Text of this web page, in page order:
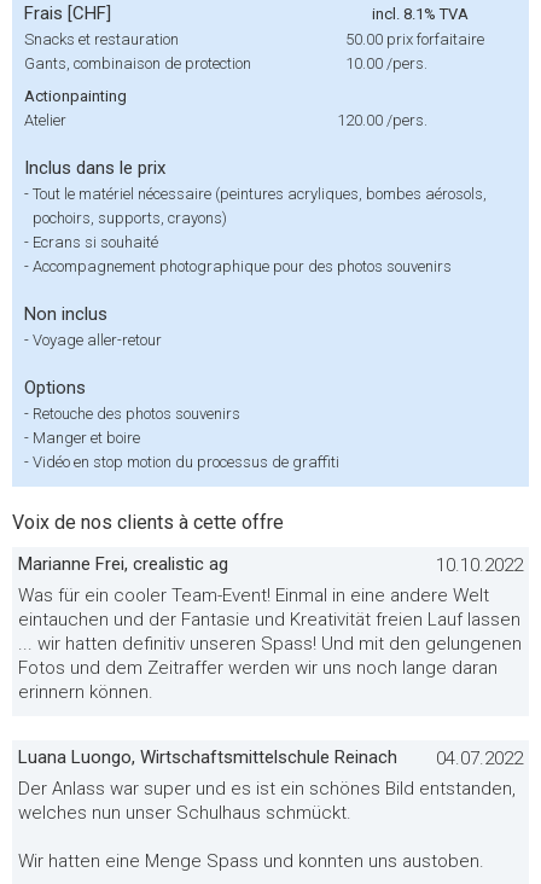
Frais [CHF]
incl. 8.1% TVA
Snacks et restauration
50.00 prix forfaitaire
Gants, combinaison de protection
10.00 /pers.
Actionpainting
Atelier
120.00 /pers.
Inclus dans le prix
- Tout le matériel nécessaire (peintures acryliques, bombes aérosols,
pochoirs, supports, crayons)
- Ecrans si souhaité
- Accompagnement photographique pour des photos souvenirs
Non inclus
- Voyage aller-retour
Options
- Retouche des photos souvenirs
- Manger et boire
- Vidéo en stop motion du processus de graffiti
Voix de nos clients à cette offre
Marianne Frei, crealistic ag
10.10.2022
Was für ein cooler Team-Event! Einmal in eine andere Welt
eintauchen und der Fantasie und Kreativität freien Lauf lassen
... wir hatten definitiv unseren Spass! Und mit den gelungenen
Fotos und dem Zeitraffer werden wir uns noch lange daran
erinnern können.
Luana Luongo, Wirtschaftsmittelschule Reinach
04.07.2022
Der Anlass war super und es ist ein schönes Bild entstanden,
welches nun unser Schulhaus schmückt.
Wir hatten eine Menge Spass und konnten uns austoben.